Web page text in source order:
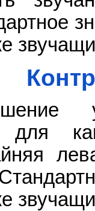
для